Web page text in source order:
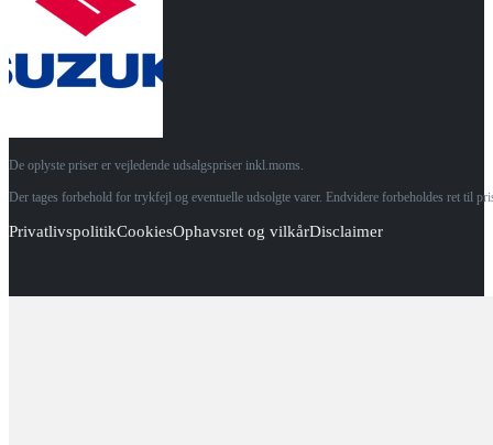
De oplyste priser er vejledende udsalgspriser inkl.moms.
Der tages forbehold for trykfejl og eventuelle udsolgte varer. Endvidere forbeholdes ret til
PrivatlivspolitikCookiesOphavsret og vilkårDisclaimer